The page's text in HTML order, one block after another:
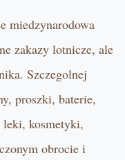
miedzynarodowa
zakazy lotnicze, ale
Szczegolnej
proszki, baterie,
leki, kosmetyki,
obrocie i